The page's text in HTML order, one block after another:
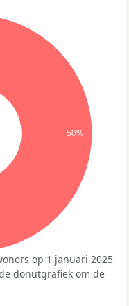
50%
op 1 januari 2025
donutgrafiek om de